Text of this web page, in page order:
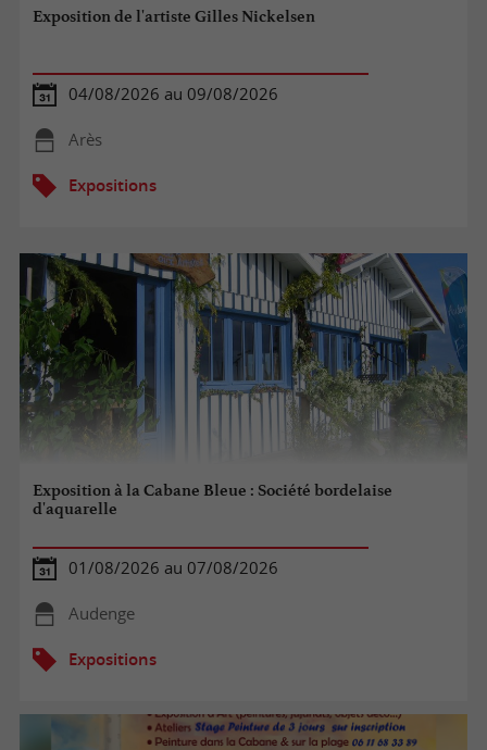
Exposition de l'artiste Gilles Nickelsen
04/08/2026 au 09/08/2026
Arès
Expositions
Exposition à la Cabane Bleue : Société bordelaise
d'aquarelle
01/08/2026 au 07/08/2026
Audenge
Expositions